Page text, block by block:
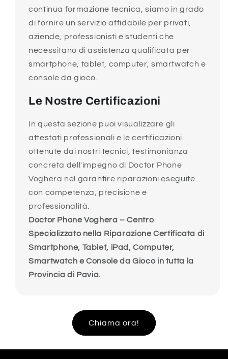
continua formazione tecnica, siamo in grado
di fornire un servizio affidabile per privati,
aziende, professionisti e studenti che
necessitano di assistenza qualificata per
smartphone, tablet, computer, smartwatch e
console da gioco.
Le Nostre Certificazioni
In questa sezione puoi visualizzare gli
attestati professionali e le certificazioni
ottenute dai nostri tecnici, testimonianza
concreta dell'impegno di Doctor Phone
Voghera nel garantire riparazioni eseguite
con competenza, precisione e
professionalità.
Doctor Phone Voghera – Centro
Specializzato nella Riparazione Certificata di
Smartphone, Tablet, iPad, Computer,
Smartwatch e Console da Gioco in tutta la
Provincia di Pavia.
Chiama ora!